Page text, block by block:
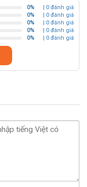
0%
| 0 đánh giá
0%
| 0 đánh giá
0%
| 0 đánh giá
0%
| 0 đánh giá
0% | 0 đánh giá